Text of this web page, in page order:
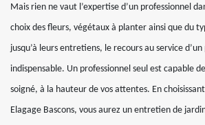
Mais rien ne vaut l’expertise d’un professionnel
choix des fleurs, végétaux à planter ainsi que du
jusqu’à leurs entretiens, le recours au service
indispensable. Un professionnel seul est capable
soigné, à la hauteur de vos attentes. En
Elagage Bascons, vous aurez un entretien de